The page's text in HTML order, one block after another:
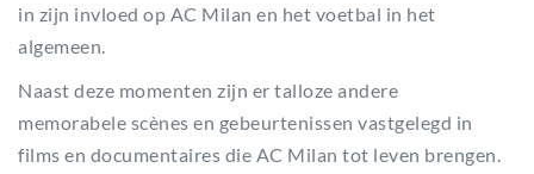
in zijn invloed op AC Milan en het voetbal in het
algemeen.
Naast deze momenten zijn er talloze andere
memorabele scènes en gebeurtenissen vastgelegd in
films en documentaires die AC Milan tot leven brengen.